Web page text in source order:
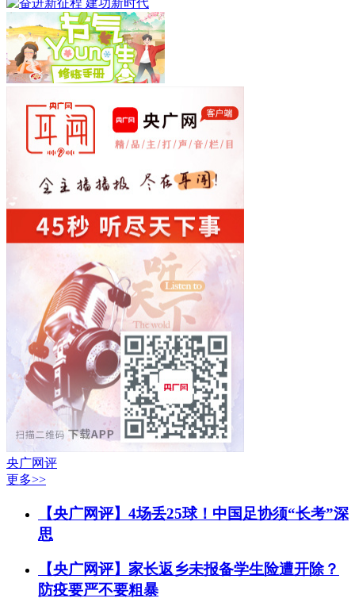
央广网评
更多>>
【央广网评】4场丢25球！中国足协须“长考”深
思
【央广网评】家长返乡未报备学生险遭开除？
防疫要严不要粗暴